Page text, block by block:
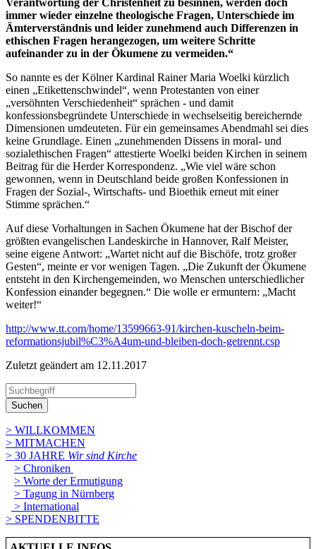
immer wieder einzelne theologische Fragen, Unterschiede im
Ämterverständnis und leider zunehmend auch Differenzen in
ethischen Fragen herangezogen, um weitere Schritte
aufeinander zu in der Ökumene zu vermeiden.“
So nannte es der Kölner Kardinal Rainer Maria Woelki kürzlich
einen „Etikettenschwindel“, wenn Protestanten von einer
„versöhnten Verschiedenheit“ sprächen - und damit
konfessionsbegründete Unterschiede in wechselseitig bereichernde
Dimensionen umdeuteten. Für ein gemeinsames Abendmahl sei dies
keine Grundlage. Einen „zunehmenden Dissens in moral- und
sozialethischen Fragen“ attestierte Woelki beiden Kirchen in seinem
Beitrag für die Herder Korrespondenz. „Wie viel wäre schon
gewonnen, wenn in Deutschland beide großen Konfessionen in
Fragen der Sozial-, Wirtschafts- und Bioethik erneut mit einer
Stimme sprächen.“
Auf diese Vorhaltungen in Sachen Ökumene hat der Bischof der
größten evangelischen Landeskirche in Hannover, Ralf Meister,
seine eigene Antwort: „Wartet nicht auf die Bischöfe, trotz großer
Gesten“, meinte er vor wenigen Tagen. „Die Zukunft der Ökumene
entsteht in den Kirchengemeinden, wo Menschen unterschiedlicher
Konfession einander begegnen.“ Die wolle er ermuntern: „Macht
weiter!“
http://www.tt.com/home/13599663-91/kirchen-kuscheln-beim-
reformationsjubil%C3%A4um-und-bleiben-doch-getrennt.csp
Zuletzt geändert am 12­.11.2017
Suchen
> WILLKOMMEN
> MITMACHEN
> 30 JAHRE Wir sind Kirche
> Chroniken
> Worte der Ermutigung
> Tagung in Nürnberg
> International
> SPENDENBITTE